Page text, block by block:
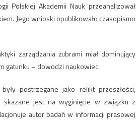
Polskiej Akademii Nauk przeanalizował
Jego wnioski opublikowało czasopismo
zarządzania żubrami miał dominujący
gatunku – dowodzi naukowiec.
postrzegane jako relikt przeszłości,
skazane jest na wyginięcie w związku z
autor badań w informacji prasowej